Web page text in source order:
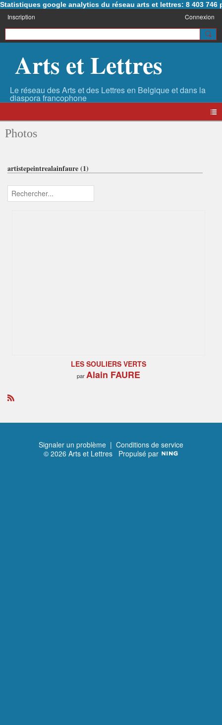
Statistiques google analytics du réseau arts et lettres: 8 403 746
Inscription Connexion
Arts et Lettres
Photos
artistepeintrealainfaure (1)
LES SOULIERS VERTS
parAlain FAURE
R
Signaler un problème | Conditions de service
© 2026 Arts et Lettres Propulsé par